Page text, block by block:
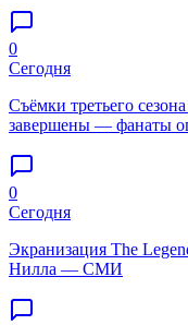
0
Сегодня
Съёмки третьего
завершены — фанаты
0
Сегодня
Экранизация The
Нилла — СМИ